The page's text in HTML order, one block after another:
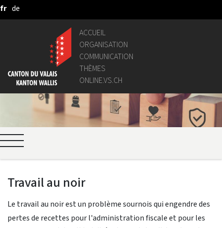
Saut au contenu principal
fr de
ACCUEIL
ORGANISATION
COMMUNICATION
THÈMES
ONLINE.VS.CH
Travail au noir
Le travail au noir est un problème sournois qui engendre des
pertes de recettes pour l'administration fiscale et pour les